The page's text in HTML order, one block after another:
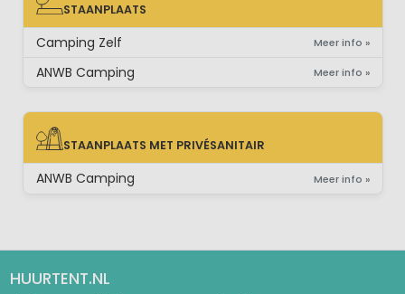
STAANPLAATS
STAANPLAATS
Camping Zelf Meer info »
ANWB Camping Meer info »
STAANPLAATS MET PRIVÉSANITAIR
STAANPLAATS MET PRIVÉSANITAIR
ANWB Camping Meer info »
HUURTENT.NL